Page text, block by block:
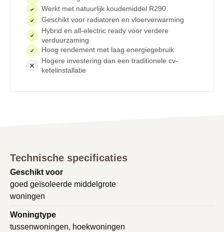
Werkt met natuurlijk koudemiddel R290
Geschikt voor radiatoren en vloerverwarming
Hybrid en all-electric ready voor verdere
verduurzaming
Hoog rendement met laag energiegebruik
Hogere investering dan een traditionele cv-
ketelinstallatie
Technische specificaties
Geschikt voor
goed geïsoleerde middelgrote
woningen
Woningtype
tussenwoningen, hoekwoningen